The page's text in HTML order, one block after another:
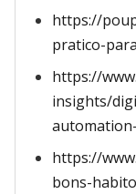
https://
pratico-
https://
insights/
https://
bons-